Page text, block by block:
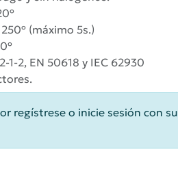
(máximo 5s.)
1-2, EN 50618 y IEC 62930
regístrese o inicie sesión con su